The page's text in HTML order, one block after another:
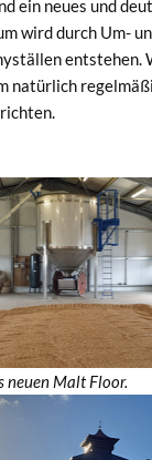
ein neues und
wird durch Um-
entstehen.
natürlich
neuen Malt Floor.